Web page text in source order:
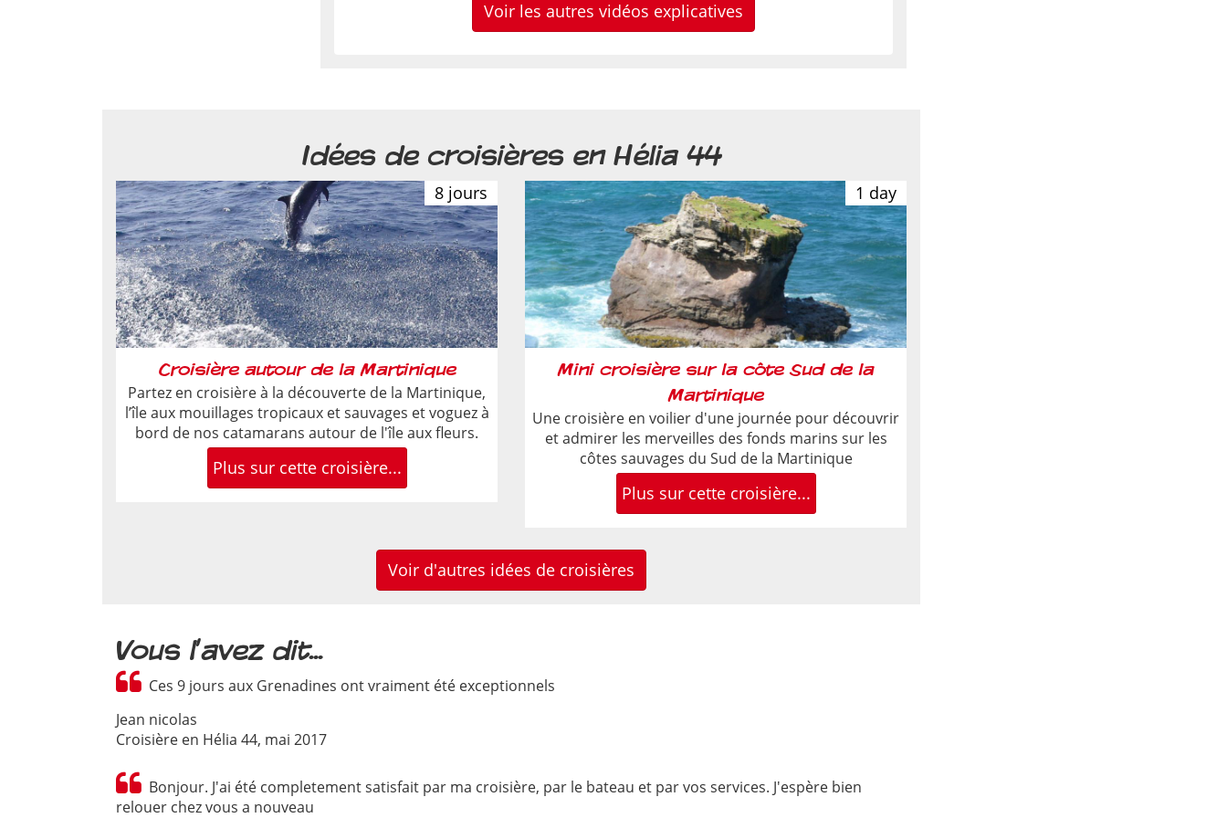
Voir les autres vidéos explicatives
Idées de croisières en Hélia 44
Croisière autour de la Martinique
Partez en croisière à la découverte de la Martinique,
l’île aux mouillages tropicaux et sauvages et voguez à
bord de nos catamarans autour de l'île aux fleurs.
Plus sur cette croisière...
8 jours
Mini croisière sur la côte Sud de la
Martinique
Une croisière en voilier d'une journée pour découvrir
et admirer les merveilles des fonds marins sur les
côtes sauvages du Sud de la Martinique
Plus sur cette croisière...
1 day
Voir d'autres idées de croisières
Vous l'avez dit...
Ces 9 jours aux Grenadines ont vraiment été exceptionnels
Jean nicolas
Croisière en Hélia 44, mai 2017
Bonjour. J'ai été completement satisfait par ma croisière, par le bateau et par vos services. J'espère bien
relouer chez vous a nouveau